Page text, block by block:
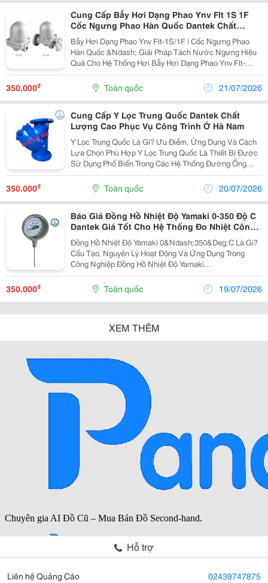
Cung Cấp Bẫy Hơi Dạng Phao Ynv Flt 1S 1F
Cốc Ngưng Phao Hàn Quốc Dantek Chất
Lượng Cao Phục Vụ Công Trình Ở Bạc Liêu
Bẫy Hơi Dạng Phao Ynv Flt-1S/1F | Cốc Ngưng Phao
Hàn Quốc &Ndash; Giải Pháp Tách Nước Ngưng Hiệu
Quả Cho Hệ Thống Hơi Bẫy Hơi Dạng Phao Ynv Flt-
1S/1F Là Dòng Cốc Ngưng Chất Lượng Cao Được Sản
Xuất Tại Hàn Quốc, Chuyên Dùng Để Tách Và Xả Nước
Ngưng...
350.000₫ Toàn quốc 21/07/2026
Cung Cấp Y Lọc Trung Quốc Dantek Chất
Lượng Cao Phục Vụ Công Trình Ở Hà Nam
Y Lọc Trung Quốc Là Gì? Ưu Điểm, Ứng Dụng Và Cách
Lựa Chọn Phù Hợp Y Lọc Trung Quốc Là Thiết Bị Được
Sử Dụng Phổ Biến Trong Các Hệ Thống Đường Ống
Công Nghiệp Và Dân Dụng Nhằm Loại Bỏ Cặn Bẩn,
Rác, Cát, Gỉ Sét Và Các Tạp Chất Có Trong Lưu Chất....
350.000₫ Toàn quốc 20/07/2026
Báo Giá Đồng Hồ Nhiệt Độ Yamaki 0-350 Độ C
Dantek Giá Tốt Cho Hệ Thống Đo Nhiệt Công
Nghiệp Ở Tuyên Quang
Đồng Hồ Nhiệt Độ Yamaki 0&Ndash;350&Deg;C Là Gì?
Cấu Tạo, Nguyên Lý Hoạt Động Và Ứng Dụng Trong
Công Nghiệp Đồng Hồ Nhiệt Độ Yamaki
0&Ndash;350&Deg;C Là Thiết Bị Đo Nhiệt Độ Cơ Học
Được Sử Dụng Phổ Biến Trong Các Hệ Thống Hơi
Nóng, Lò Hơi, Đường...
350.000₫ Toàn quốc 19/07/2026
XEM THÊM
Hỗ trợ
Liên hệ Quảng Cáo 02439747875